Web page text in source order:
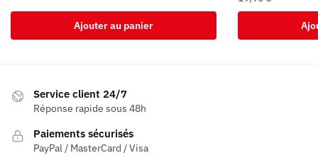
Ajouter au panier
Service client 24/7
Réponse rapide sous 48h
Paiements sécurisés
PayPal / MasterCard / Visa